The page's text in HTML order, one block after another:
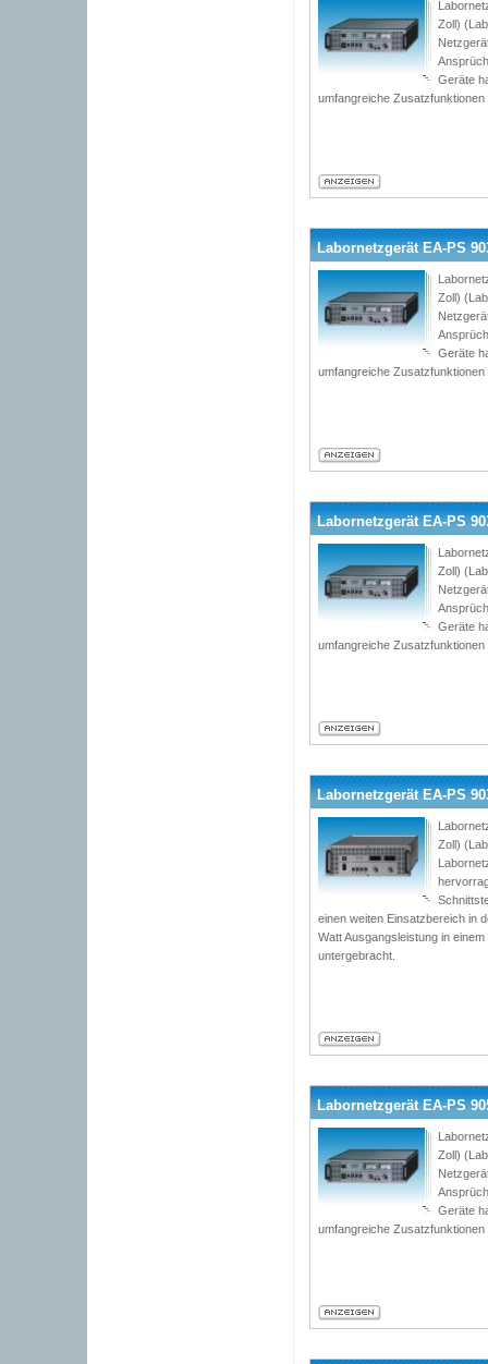
Zoll)
Geräte
umfangreiche
Labornetzgerät EA-PS
Zoll)
Geräte
umfangreiche
Labornetzgerät EA-PS
Zoll)
Geräte
umfangreiche
Labornetzgerät EA-PS
Zoll)
einen weiten Einsatzbereich in
Watt Ausgangsleistung in
untergebracht.
Labornetzgerät EA-PS
Zoll)
Geräte
umfangreiche